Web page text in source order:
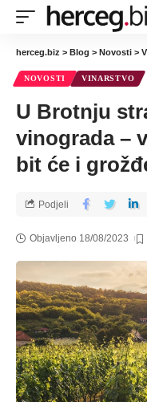
herceg.biz > Blog > Novosti >
NOVOSTI VINARSTVO
U Brotnju
vinograda –
bit će i
Objavljeno 18/08/2023
Podjeli